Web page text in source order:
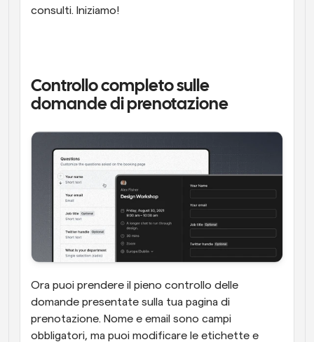
Link di Gruppo Dinamico
Ricevi una notifica quando succede qualcosa
consulti. Iniziamo!
Controllo completo sulle
domande di prenotazione
Ora puoi prendere il pieno controllo delle
domande presentate sulla tua pagina di
prenotazione. Nome e email sono campi
obbligatori, ma puoi modificare le etichette e